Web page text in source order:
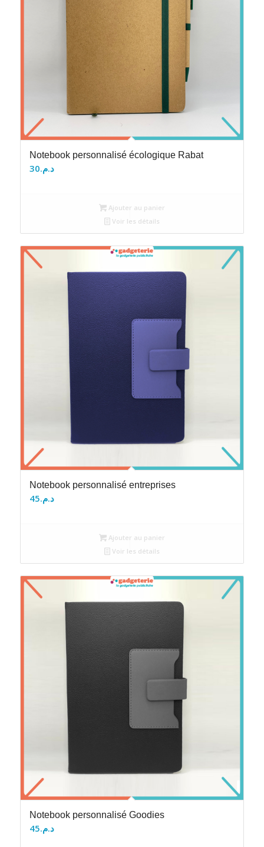
Notebook personnalisé écologique Rabat
د.م.30
Ajouter au panier
Voir les détails
Notebook personnalisé entreprises
د.م.45
Ajouter au panier
Voir les détails
Notebook personnalisé Goodies
د.م.45